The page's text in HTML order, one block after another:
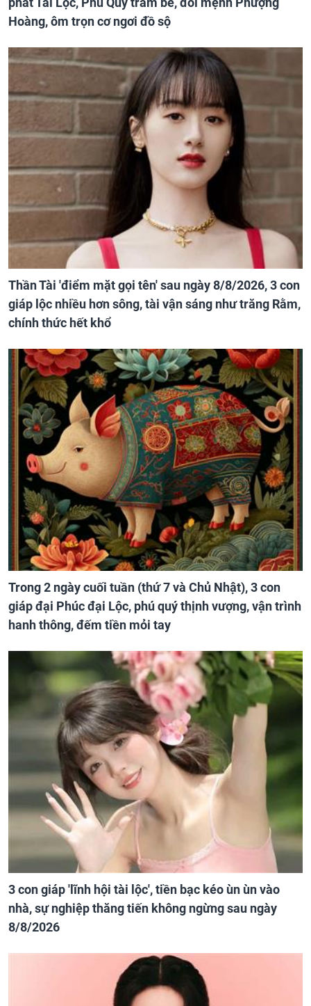
Hoàng, ôm trọn cơ ngơi đồ sộ
Thần Tài 'điểm mặt gọi tên' sau ngày 8/8/2026, 3 con
giáp lộc nhiều hơn sông, tài vận sáng như trăng Rằm,
chính thức hết khổ
Trong 2 ngày cuối tuần (thứ 7 và Chủ Nhật), 3 con
giáp đại Phúc đại Lộc, phú quý thịnh vượng, vận trình
hanh thông, đếm tiền mỏi tay
3 con giáp 'lĩnh hội tài lộc', tiền bạc kéo ùn ùn vào
nhà, sự nghiệp thăng tiến không ngừng sau ngày
8/8/2026